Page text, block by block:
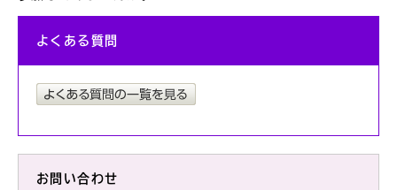
よくある質問
お問い合わせ